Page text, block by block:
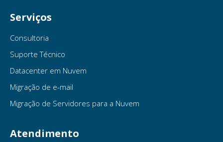
Serviços
Consultoria
Suporte Técnico
Datacenter em Nuvem
Migração de e-mail
Migração de Servidores para a Nuvem
Atendimento